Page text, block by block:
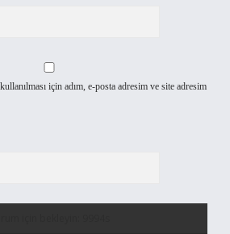
için adım, e-posta adresim ve site adresim